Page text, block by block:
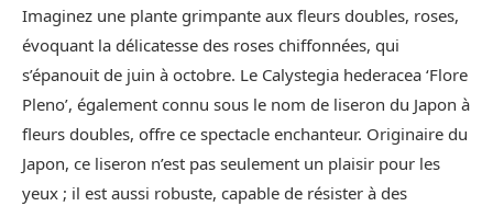
Imaginez une plante grimpante aux fleurs doubles, roses,
évoquant la délicatesse des roses chiffonnées, qui
s’épanouit de juin à octobre. Le Calystegia hederacea ‘Flore
Pleno’, également connu sous le nom de liseron du Japon à
fleurs doubles, offre ce spectacle enchanteur. Originaire du
Japon, ce liseron n’est pas seulement un plaisir pour les
yeux ; il est aussi robuste, capable de résister à des